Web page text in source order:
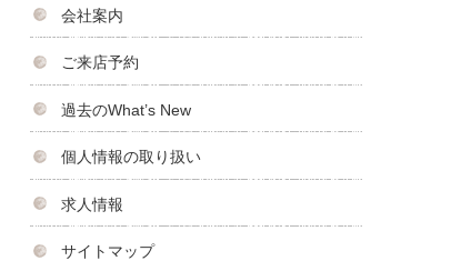
会社案内
ご来店予約
過去のWhat’s New
個人情報の取り扱い
求人情報
サイトマップ